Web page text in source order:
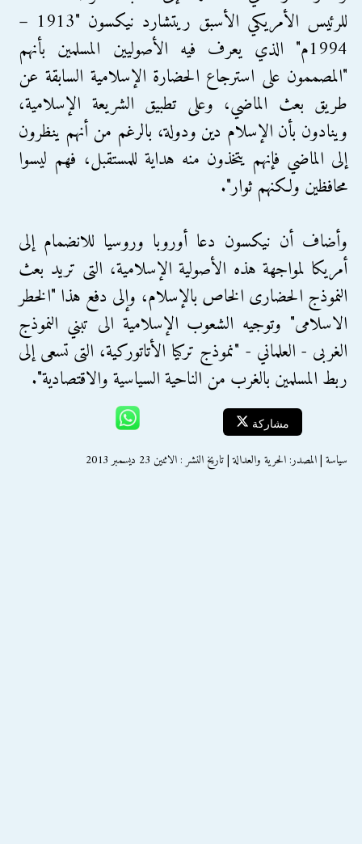
للرئيس الأمريكي الأسبق ريتشارد نيكسون "1913 –
1994م" الذي يعرف فيه الأصوليين المسلمين بأنهم
"المصممون على استرجاع الحضارة الإسلامية السابقة عن
طريق بعث الماضي، وعلى تطبيق الشريعة الإسلامية،
وينادون بأن الإسلام دين ودولة، بالرغم من أنهم ينظرون
إلى الماضي فإنهم يتخذون منه هداية للمستقبل، فهم ليسوا
محافظين ولكنهم ثوار".
وأضاف أن نيكسون دعا أوروبا وروسيا للانضمام إلى
أمريكا لمواجهة هذه الأصولية الإسلامية، التى تريد بعث
النموذج الحضارى الخاص بالإسلام، وإلى دفع هذا "الخطر
الاسلامى" وتوجيه الشعوب الإسلامية الى تبني النموذج
الغربى - العلماني - "نموذج تركيا الأتاتوركية، التى تسعى إلى
ربط المسلمين بالغرب من الناحية السياسية والاقتصادية".
مشاركة
سياسة | المصدر: الحرية والعدالة | تاريخ النشر : الاثنين 23 ديسمبر 2013